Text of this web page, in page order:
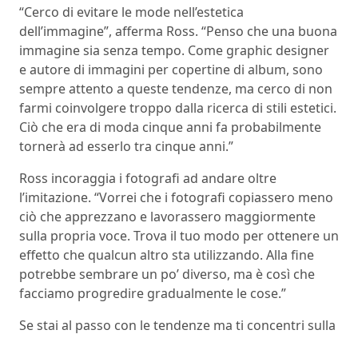
“Cerco di evitare le mode nell’estetica
dell’immagine”, afferma Ross. “Penso che una buona
immagine sia senza tempo. Come graphic designer
e autore di immagini per copertine di album, sono
sempre attento a queste tendenze, ma cerco di non
farmi coinvolgere troppo dalla ricerca di stili estetici.
Ciò che era di moda cinque anni fa probabilmente
tornerà ad esserlo tra cinque anni.”
Ross incoraggia i fotografi ad andare oltre
l’imitazione. “Vorrei che i fotografi copiassero meno
ciò che apprezzano e lavorassero maggiormente
sulla propria voce. Trova il tuo modo per ottenere un
effetto che qualcun altro sta utilizzando. Alla fine
potrebbe sembrare un po’ diverso, ma è così che
facciamo progredire gradualmente le cose.”
Se stai al passo con le tendenze ma ti concentri sulla